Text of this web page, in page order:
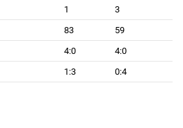
1
3
83
59
4:0
4:0
1:3 0:4